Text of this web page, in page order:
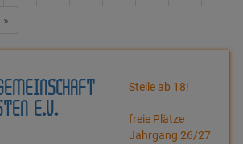
»
E.V.
Stelle ab 18!
freie Plätze
Jahrgang 26/27